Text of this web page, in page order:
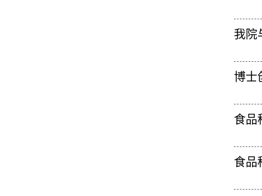
我院
博士
食品
食品